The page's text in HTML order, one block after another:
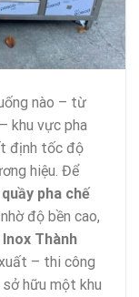
nào – từ
khu vực pha
định tốc độ
hiệu. Để
pha chế
độ bền cao,
Inox Thành
– thi công
hữu một khu